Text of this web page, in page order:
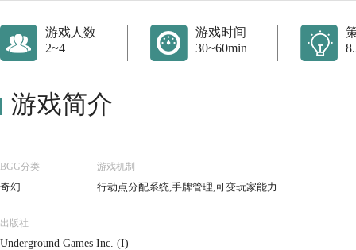
游戏人数
2~4
游戏时间
30~60min
游戏简介
BGG分类
奇幻
游戏机制
行动点分配系统,手牌管理,可变玩家能力
出版社
Underground Games Inc. (I)